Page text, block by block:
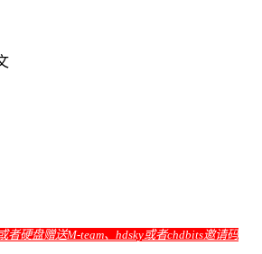
者硬盘赠送M-team、hdsky或者chdbits邀请码